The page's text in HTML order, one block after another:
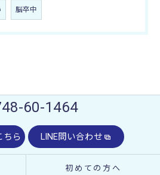
脳卒中
60-1464
ちら LINE問い合わせ
初めての方へ